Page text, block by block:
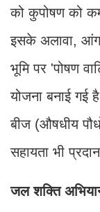
को कुपोषण को
इसके अलावा,
भूमि पर 'पोषण
योजना बनाई गई
बीज (औषधीय
सहायता भी
जल शक्ति